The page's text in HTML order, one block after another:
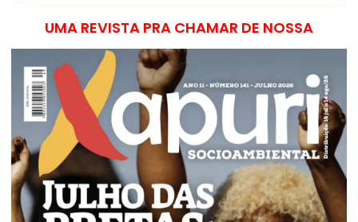
UMA REVISTA PRA CHAMAR DE NOSSA